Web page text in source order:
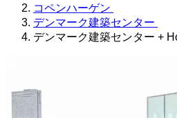
コペンハーゲン
デンマーク建築センター
デンマーク建築センター +